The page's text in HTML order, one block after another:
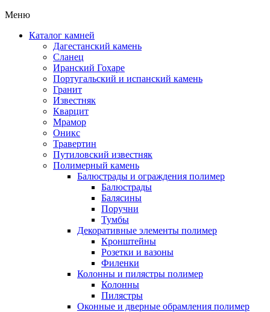
Меню
Каталог камней
Дагестанский камень
Сланец
Иранский Гохаре
Португальский и испанский камень
Гранит
Известняк
Кварцит
Мрамор
Оникс
Травертин
Путиловский известняк
Полимерный камень
Балюстрады и ограждения полимер
Балюстрады
Балясины
Поручни
Тумбы
Декоративные элементы полимер
Кронштейны
Розетки и вазоны
Филенки
Колонны и пилястры полимер
Колонны
Пилястры
Оконные и дверные обрамления полимер